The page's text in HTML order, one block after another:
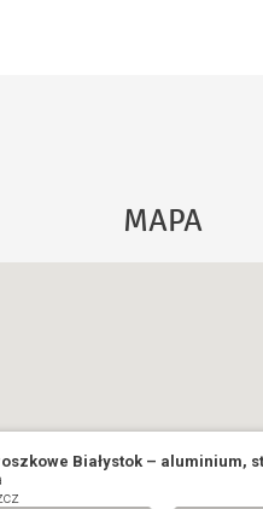
MAPA
Białystok – aluminium,